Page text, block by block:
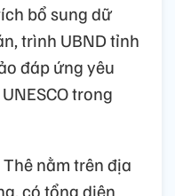
bổ sung dữ
trình UBND tỉnh
đáp ứng yêu
trong
nằm trên địa
có tổng diện